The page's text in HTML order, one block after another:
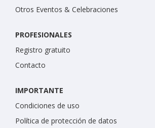
Otros Eventos & Celebraciones
PROFESIONALES
Registro gratuito
Contacto
IMPORTANTE
Condiciones de uso
Política de protección de datos